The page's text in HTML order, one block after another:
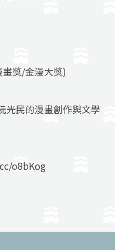
獎/金漫大獎)
民的漫畫創作與文學
o8bKog